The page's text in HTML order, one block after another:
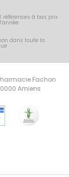
références à bas prix
dans toute la
Fachon
Amiens